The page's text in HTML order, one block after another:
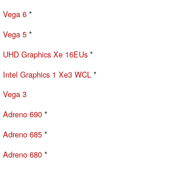
Vega 6 *
Vega 5 *
UHD Graphics Xe 16EUs *
Intel Graphics 1 Xe3 WCL *
Vega 3
Adreno 690 *
Adreno 685 *
Adreno 680 *